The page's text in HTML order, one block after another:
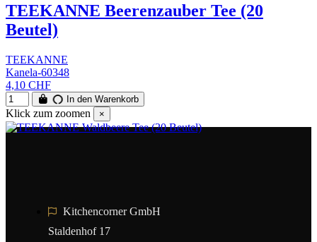
TEEKANNE Beerenzauber Tee (20
Beutel)
TEEKANNE
Kanela-60348
4,10 CHF
In den Warenkorb
Klick zum zoomen ×
Kitchencorner GmbH
Staldenhof 17